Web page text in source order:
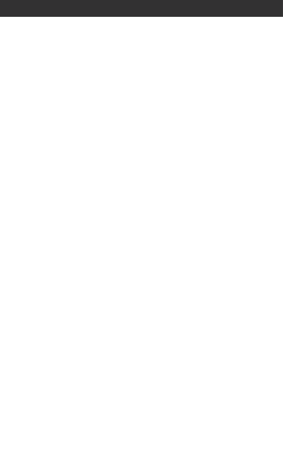
สายด่วนออฟฟิศ :02-297-0811